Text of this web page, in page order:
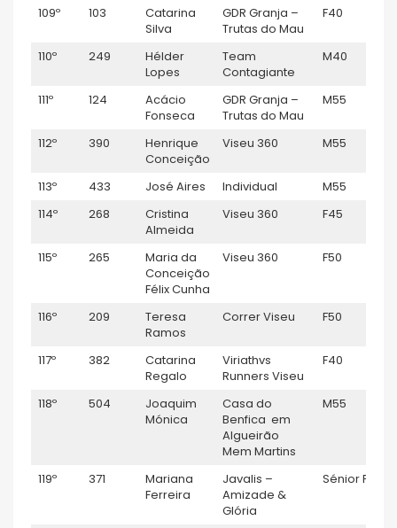
109º 103
Catarina
Silva
GDR Granja –
Trutas do Mau
F40
110º 249
Hélder
Lopes
Team
Contagiante
M40
111º 124
Acácio
Fonseca
GDR Granja –
Trutas do Mau
M55
112º 390
Henrique
Conceição
Viseu 360 M55
113º 433 José Aires Individual M55
114º
268
Cristina
Almeida
Viseu 360 F45
115º 265
Maria da
Conceição
Félix Cunha
Viseu 360 F50
116º 209
Teresa
Ramos
Correr Viseu F50
117º 382
Catarina
Regalo
Viriathvs
Runners Viseu
F40
118º 504
Joaquim
Mónica
Casa do
Benfica em
Algueirão
Mem Martins
M55
119º 371
Mariana
Ferreira
Javalis –
Amizade &
Glória
Sénior F